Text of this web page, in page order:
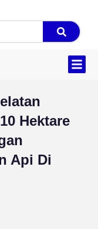
Hektare
Api Di